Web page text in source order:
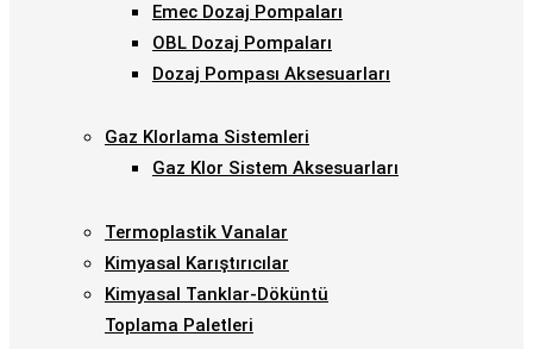
Emec Dozaj Pompaları
OBL Dozaj Pompaları
Dozaj Pompası Aksesuarları
Gaz Klorlama Sistemleri
Gaz Klor Sistem Aksesuarları
Termoplastik Vanalar
Kimyasal Karıştırıcılar
Kimyasal Tanklar-Döküntü
Toplama Paletleri